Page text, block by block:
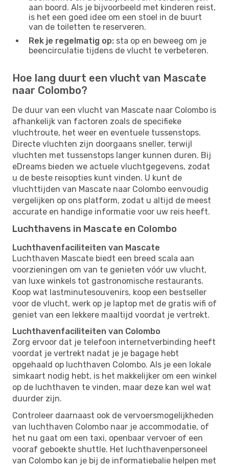
aan boord. Als je bijvoorbeeld met kinderen reist,
is het een goed idee om een ​​stoel in de buurt
van de toiletten te reserveren.
Rek je regelmatig op: sta op en beweeg om je
beencirculatie tijdens de vlucht te verbeteren.
Hoe lang duurt een vlucht van Mascate
naar Colombo?
De duur van een vlucht van Mascate naar Colombo is
afhankelijk van factoren zoals de specifieke
vluchtroute, het weer en eventuele tussenstops.
Directe vluchten zijn doorgaans sneller, terwijl
vluchten met tussenstops langer kunnen duren. Bij
eDreams bieden we actuele vluchtgegevens, zodat
u de beste reisopties kunt vinden. U kunt de
vluchttijden van Mascate naar Colombo eenvoudig
vergelijken op ons platform, zodat u altijd de meest
accurate en handige informatie voor uw reis heeft.
Luchthavens in Mascate en Colombo
Luchthavenfaciliteiten van Mascate
Luchthaven Mascate biedt een breed scala aan
voorzieningen om van te genieten vóór uw vlucht,
van luxe winkels tot gastronomische restaurants.
Koop wat lastminutesouvenirs, koop een bestseller
voor de vlucht, werk op je laptop met de gratis wifi of
geniet van een lekkere maaltijd voordat je vertrekt.
Luchthavenfaciliteiten van Colombo
Zorg ervoor dat je telefoon internetverbinding heeft
voordat je vertrekt nadat je je bagage hebt
opgehaald op luchthaven Colombo. Als je een lokale
simkaart nodig hebt, is het makkelijker om een ​​winkel
op de luchthaven te vinden, maar deze kan wel wat
duurder zijn.
Controleer daarnaast ook de vervoersmogelijkheden
van luchthaven Colombo naar je accommodatie, of
het nu gaat om een ​​taxi, openbaar vervoer of een
vooraf geboekte shuttle. Het luchthavenpersoneel
van Colombo kan je bij de informatiebalie helpen met